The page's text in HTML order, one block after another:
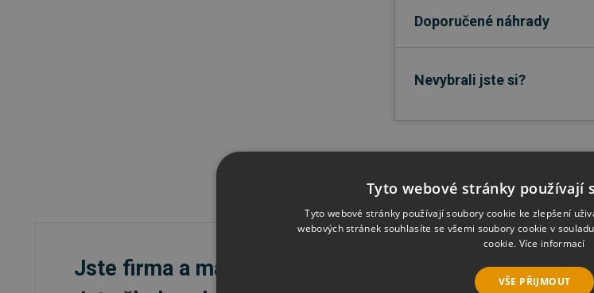
Doporučené náhrady
Nevybrali jste si?
Jste firma a máte zájem o větší počet licencí?
Tyto webové stránky používají
Tyto webové stránky používají soubory cookie ke zlepšení
webových stránek souhlasíte se všemi soubory cookie v
cookie. Více informací
VŠE PŘIJMOUT